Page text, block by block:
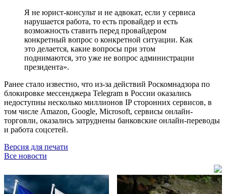
Я не юрист-консульт и не адвокат, если у сервиса
нарушается работа, то есть провайдер и есть
возможность ставить перед провайдером
конкретный вопрос о конкретной ситуации. Как
это делается, какие вопросы при этом
поднимаются, это уже не вопрос администрации
президента».
Ранее стало известно, что из-за действий Роскомнадзора по
блокировке мессенджера Telegram в России оказались
недоступны несколько миллионов IP сторонних сервисов, в
том числе Amazon, Google, Microsoft, сервисы онлайн-
торговли, оказались затруднены банковские онлайн-переводы
и работа соцсетей.
Версия для печати
Все новости